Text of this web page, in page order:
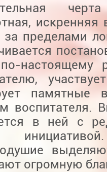
за пределами
настоящему
памятные
воспитателя.
в ней с
огромную